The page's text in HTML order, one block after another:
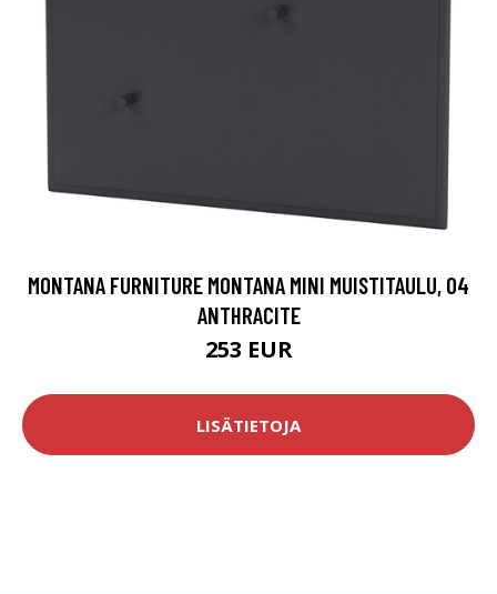
MONTANA FURNITURE MONTANA MINI MUISTITAULU, 04
ANTHRACITE
253 EUR
LISÄTIETOJA